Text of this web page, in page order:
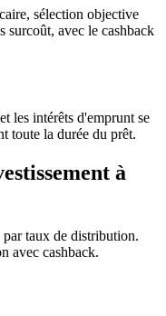
sélection objective
surcoût, avec le cashback
les intérêts d'emprunt se
toute la durée du prêt.
à
taux de distribution.
avec cashback.